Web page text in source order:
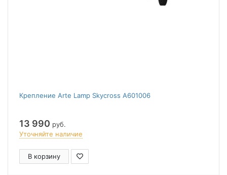
Крепление Arte Lamp Skycross A601006
13 990 руб.
Уточняйте наличие
В корзину